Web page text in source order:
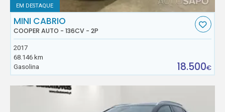
EM DESTAQUE
MINI CABRIO
COOPER AUTO - 136CV - 2P
2017
68.146 km
Gasolina
18.500€